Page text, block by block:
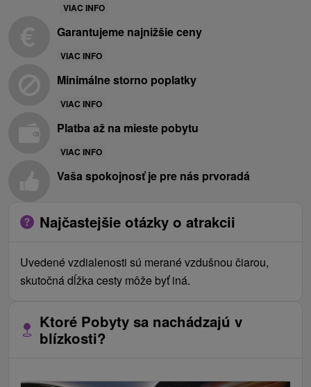
VIAC INFO
Garantujeme najnižšie ceny
VIAC INFO
Minimálne storno poplatky
VIAC INFO
Platba až na mieste pobytu
VIAC INFO
Vaša spokojnosť je pre nás prvoradá
Najčastejšie otázky o atrakcii
Uvedené vzdialenosti sú merané vzdušnou čiarou,
skutočná dĺžka cesty môže byť iná.
Ktoré Pobyty sa nachádzajú v
blízkosti?